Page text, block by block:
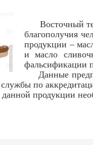
Восточный
благополучия
продукции –
и масло
фальсификации
Данные
по
продукции